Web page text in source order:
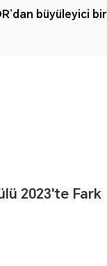
büyüleyici bir
2023'te Fark